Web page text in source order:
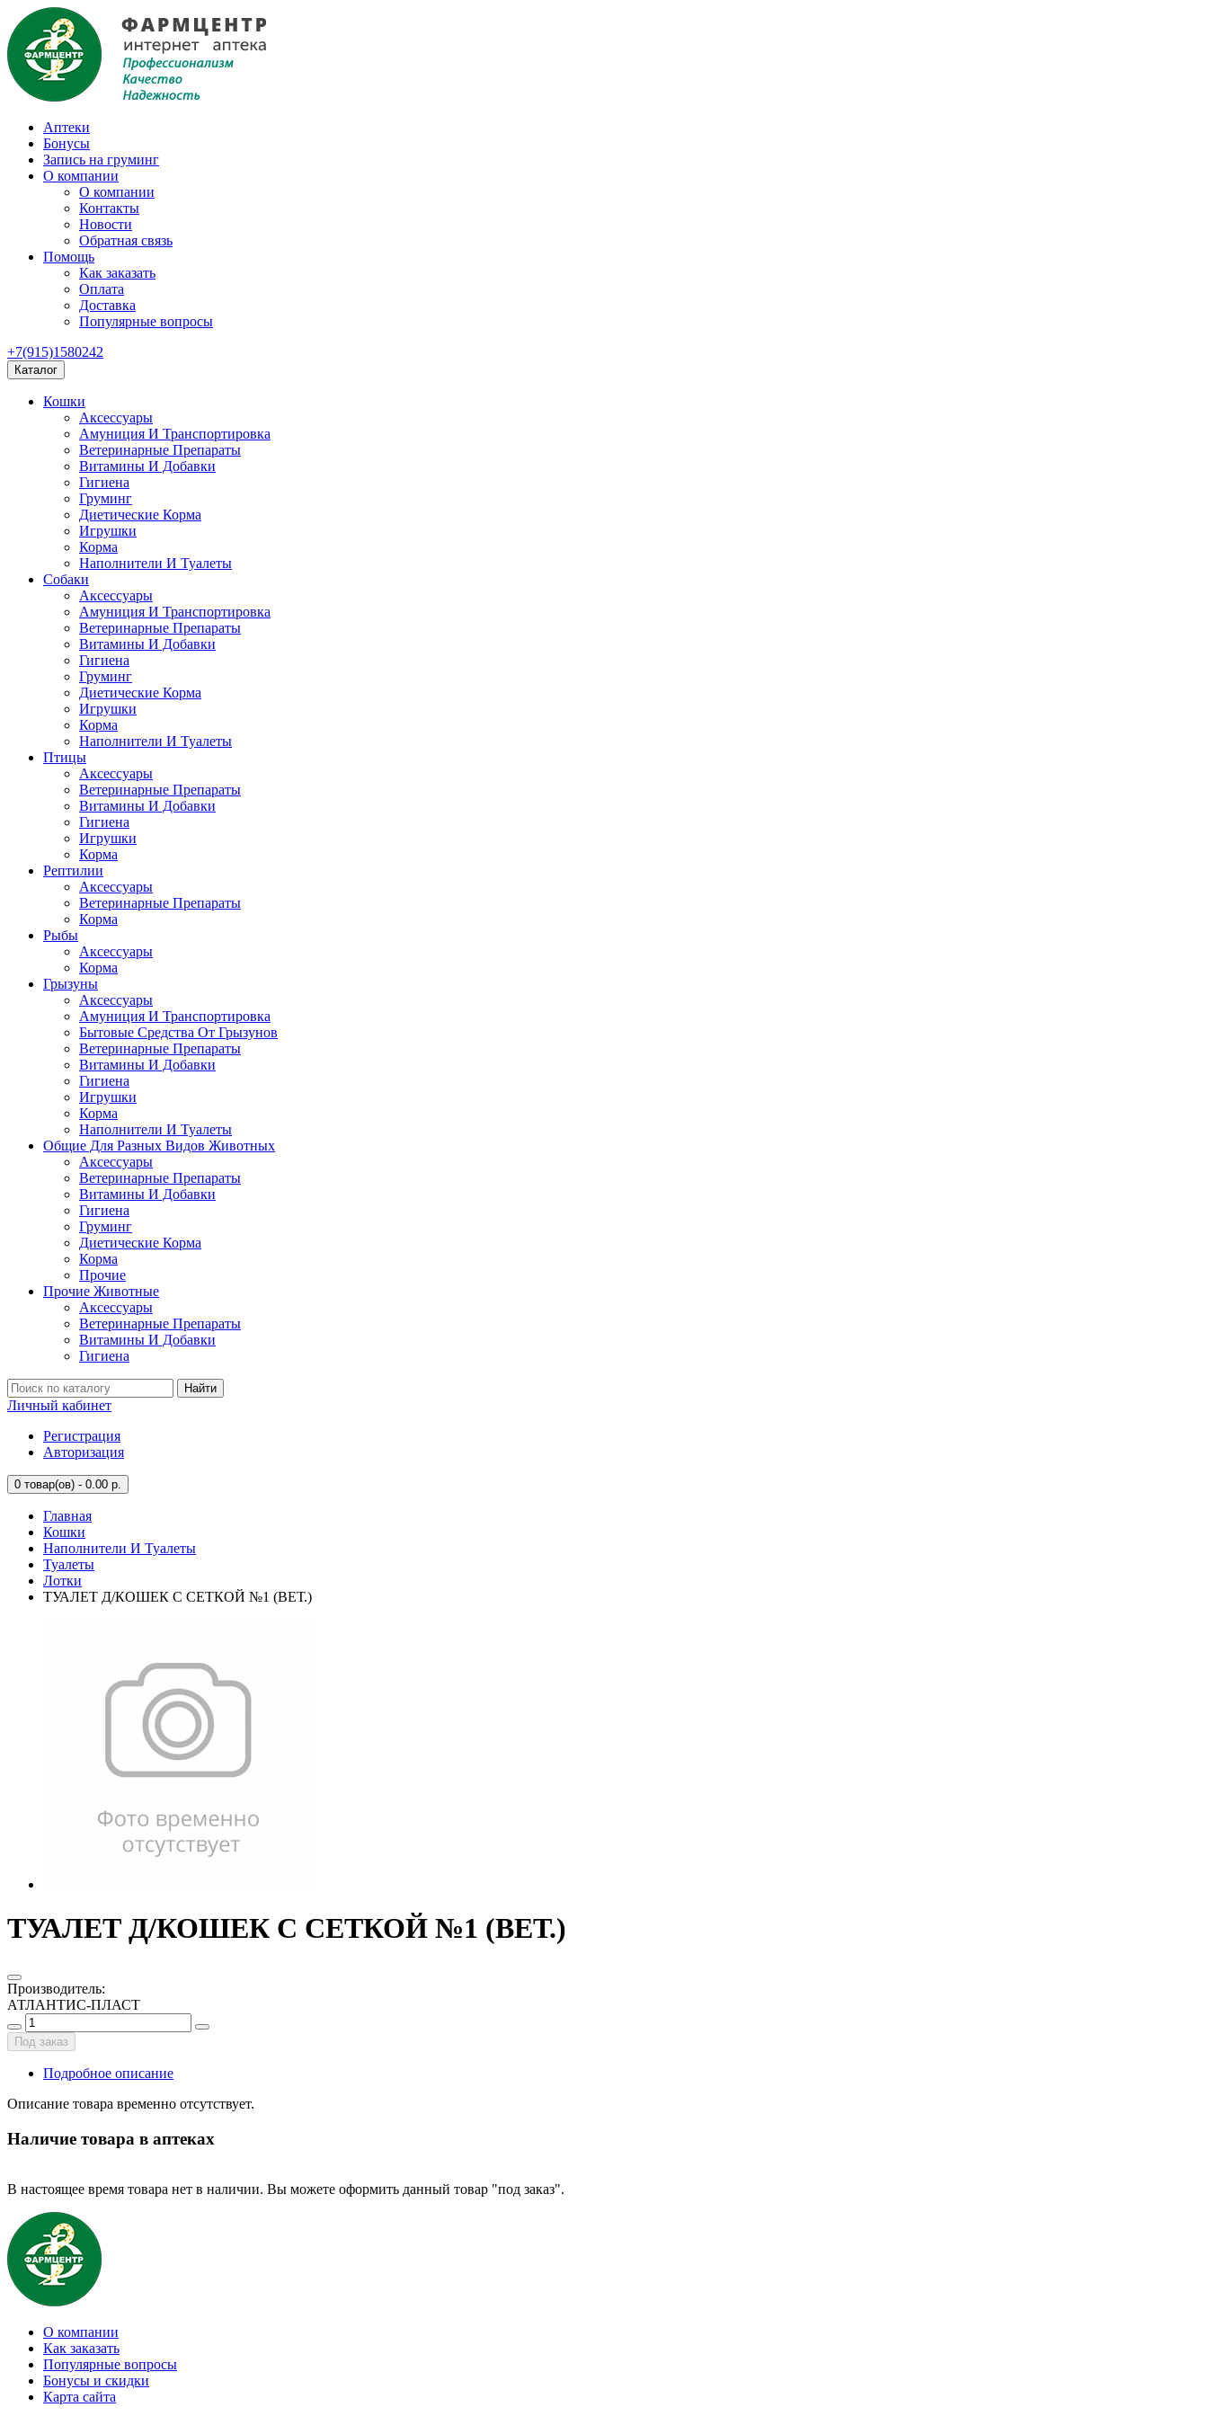
Аптеки
Бонусы
Запись на груминг
О компании
О компании
Контакты
Новости
Обратная связь
Помощь
Как заказать
Оплата
Доставка
Популярные вопросы
+7(915)1580242
Каталог
Кошки
Аксессуары
Амуниция И Транспортировка
Ветеринарные Препараты
Витамины И Добавки
Гигиена
Груминг
Диетические Корма
Игрушки
Корма
Наполнители И Туалеты
Собаки
Аксессуары
Амуниция И Транспортировка
Ветеринарные Препараты
Витамины И Добавки
Гигиена
Груминг
Диетические Корма
Игрушки
Корма
Наполнители И Туалеты
Птицы
Аксессуары
Ветеринарные Препараты
Витамины И Добавки
Гигиена
Игрушки
Корма
Рептилии
Аксессуары
Ветеринарные Препараты
Корма
Рыбы
Аксессуары
Корма
Грызуны
Аксессуары
Амуниция И Транспортировка
Бытовые Средства От Грызунов
Ветеринарные Препараты
Витамины И Добавки
Гигиена
Игрушки
Корма
Наполнители И Туалеты
Общие Для Разных Видов Животных
Аксессуары
Ветеринарные Препараты
Витамины И Добавки
Гигиена
Груминг
Диетические Корма
Корма
Прочие
Прочие Животные
Аксессуары
Ветеринарные Препараты
Витамины И Добавки
Гигиена
Найти
Личный кабинет
Регистрация
Авторизация
0 товар(ов) - 0.00 р.
Главная
Кошки
Наполнители И Туалеты
Туалеты
Лотки
ТУАЛЕТ Д/КОШЕК С СЕТКОЙ №1 (ВЕТ.)
ТУАЛЕТ Д/КОШЕК С СЕТКОЙ №1 (ВЕТ.)
Производитель:
АТЛАНТИС-ПЛАСТ
Под заказ
Подробное описание
Описание товара временно отсутствует.
Наличие товара в аптеках
В настоящее время товара нет в наличии. Вы можете оформить данный товар "под заказ".
О компании
Как заказать
Популярные вопросы
Бонусы и скидки
Карта сайта